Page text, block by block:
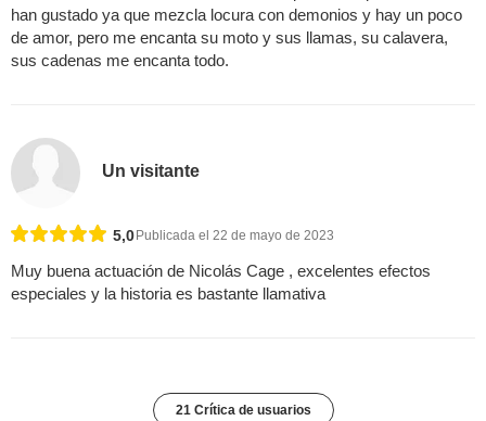
han gustado ya que mezcla locura con demonios y hay un poco
de amor, pero me encanta su moto y sus llamas, su calavera,
sus cadenas me encanta todo.
Un visitante
5,0Publicada el 22 de mayo de 2023
Muy buena actuación de Nicolás Cage , excelentes efectos
especiales y la historia es bastante llamativa
21 Crítica de usuarios